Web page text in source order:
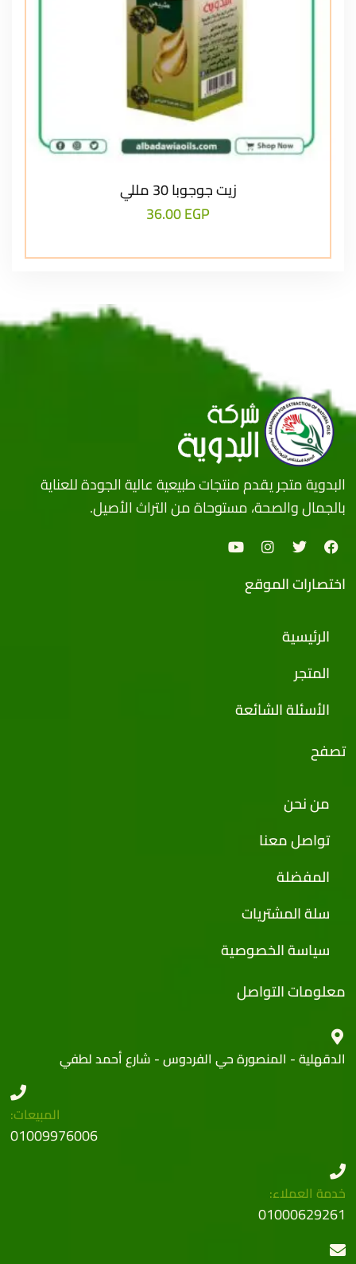
زيت جوجوبا 30 مللي
36.00EGP
البدوية متجر يقدم منتجات طبيعية عالية الجودة للعناية
بالجمال والصحة، مستوحاة من التراث الأصيل.
اختصارات الموقع
الرئيسية
المتجر
الأسئلة الشائعة
تصفح
من نحن
تواصل معنا
المفضلة
سلة المشتريات
سياسة الخصوصية
معلومات التواصل
الدقهلية - المنصورة حي الفردوس - شارع أحمد لطفي
المبيعات:
01009976006
خدمة العملاء:
01000629261